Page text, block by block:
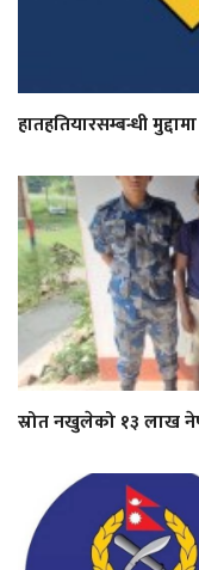
हातहतियारसम्बन्धी
स्रोत नखुलेको १३ लाख